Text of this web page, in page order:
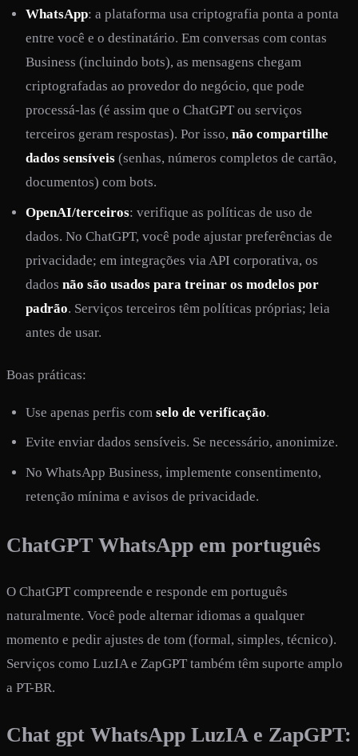
WhatsApp: a plataforma usa criptografia ponta a ponta
entre você e o destinatário. Em conversas com contas
Business (incluindo bots), as mensagens chegam
criptografadas ao provedor do negócio, que pode
processá-las (é assim que o ChatGPT ou serviços
terceiros geram respostas). Por isso, não compartilhe
dados sensíveis(senhas, números completos de cartão,
documentos) com bots.
OpenAI/terceiros: verifique as políticas de uso de
dados. No ChatGPT, você pode ajustar preferências de
privacidade; em integrações via API corporativa, os
dados não são usados para treinar os modelos por
padrão. Serviços terceiros têm políticas próprias; leia
antes de usar.
Boas práticas:
Use apenas perfis com selo de verificação.
Evite enviar dados sensíveis. Se necessário, anonimize.
No WhatsApp Business, implemente consentimento,
retenção mínima e avisos de privacidade.
ChatGPT WhatsApp em português
O ChatGPT compreende e responde em português
naturalmente. Você pode alternar idiomas a qualquer
momento e pedir ajustes de tom (formal, simples, técnico).
Serviços como LuzIA e ZapGPT também têm suporte amplo
a PT-BR.
Chat gpt WhatsApp LuzIA e ZapGPT: